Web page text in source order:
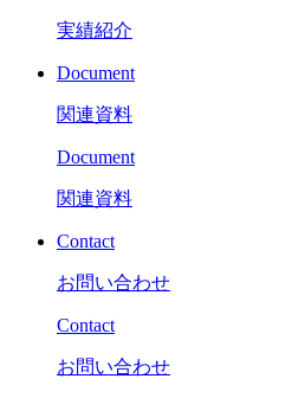
実績紹介
Document
関連資料
Document
関連資料
Contact
お問い合わせ
Contact
お問い合わせ